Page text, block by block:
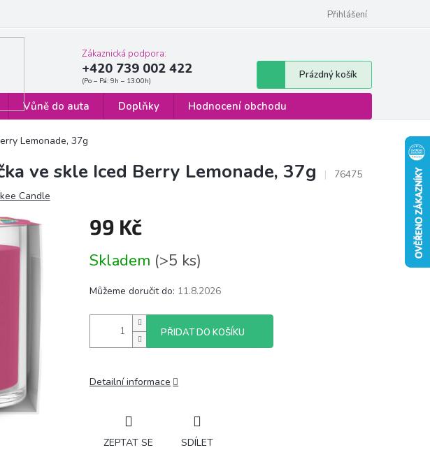
Formulář pro odstoupení od smlouvy
Přihlášení
Zákaznická podpora:
+420 739 002 422
Nákupní
košík
Prázdný košík
Vůně do auta Doplňky Hodnocení obchodu
Lemonade, 37g
ve skle Iced Berry Lemonade, 37g
76475
Candle
99 Kč
cena:
Skladem (>5 ks)
Můžeme doručit do: 11.8.2026
PŘIDAT DO KOŠÍKU
Detailní informace
ZEPTAT SE SDÍLET